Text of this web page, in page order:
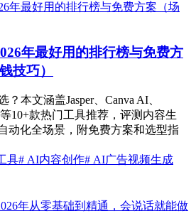
年最好用的排行榜与免费方
技巧）
本文涵盖Jasper、Canva AI、
10+款热门工具推荐，评测内容生
动化全场景，附免费方案和选型指
具# AI内容创作# AI广告视频生成